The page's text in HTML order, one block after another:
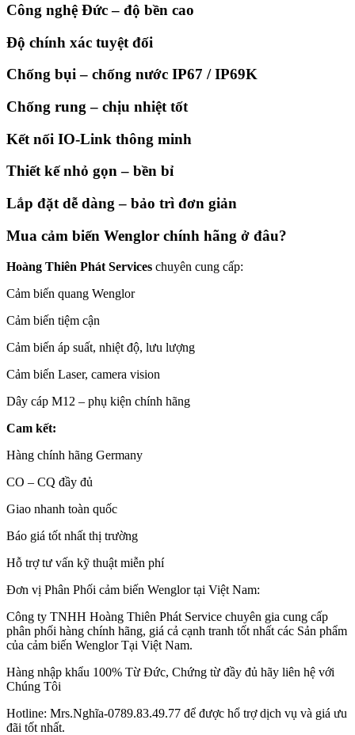
Công nghệ Đức – độ bền cao
Độ chính xác tuyệt đối
Chống bụi – chống nước IP67 / IP69K
Chống rung – chịu nhiệt tốt
Kết nối IO-Link thông minh
Thiết kế nhỏ gọn – bền bỉ
Lắp đặt dễ dàng – bảo trì đơn giản
Mua cảm biến Wenglor chính hãng ở đâu?
Hoàng Thiên Phát Services chuyên cung cấp:
Cảm biến quang Wenglor
Cảm biến tiệm cận
Cảm biến áp suất, nhiệt độ, lưu lượng
Cảm biến Laser, camera vision
Dây cáp M12 – phụ kiện chính hãng
Cam kết:
Hàng chính hãng Germany
CO – CQ đầy đủ
Giao nhanh toàn quốc
Báo giá tốt nhất thị trường
Hỗ trợ tư vấn kỹ thuật miễn phí
Đơn vị Phân Phối cảm biến Wenglor tại Việt Nam:
Công ty TNHH Hoàng Thiên Phát Service chuyên gia cung cấp
phân phối hàng chính hãng, giá cả cạnh tranh tốt nhất các Sản phẩm
của cảm biến Wenglor Tại Việt Nam.
Hàng nhập khẩu 100% Từ Đức, Chứng từ đầy đủ hãy liên hệ với
Chúng Tôi
Hotline: Mrs.Nghĩa-0789.83.49.77 để được hổ trợ dịch vụ và giá ưu
đãi tốt nhất.